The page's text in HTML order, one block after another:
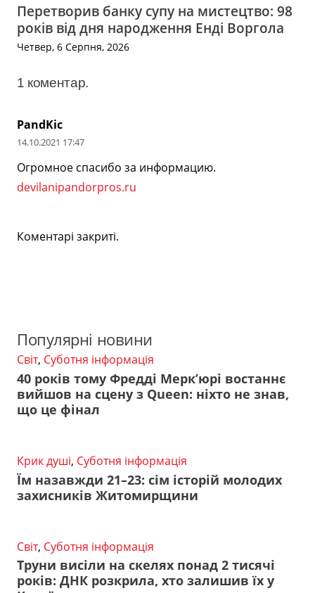
Перетворив банку супу на мистецтво: 98
років від дня народження Енді Воргола
Четвер, 6 Серпня, 2026
1 коментар.
PandKic
14.10.2021 17:47
Огромное спасибо за информацию.
devilanipandorpros.ru
Коментарі закриті.
Популярні новини
Світ, Суботня інформація
40 років тому Фредді Мерк’юрі востаннє
вийшов на сцену з Queen: ніхто не знав,
що це фінал
Крик душі, Суботня інформація
Їм назавжди 21–23: сім історій молодих
захисників Житомирщини
Світ, Суботня інформація
Труни висіли на скелях понад 2 тисячі
років: ДНК розкрила, хто залишив їх у